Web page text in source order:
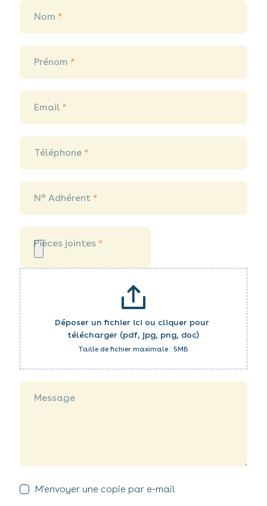
charge
Nom*
Prénom*
Email*
Téléphone*
N° Adhérent*
Pièces jointes*
Déposer un fichier ici ou cliquer pour
télécharger (pdf, jpg, png, doc)
Taille de fichier maximale : 5MB
Message
M'envoyer une copie par e-mail